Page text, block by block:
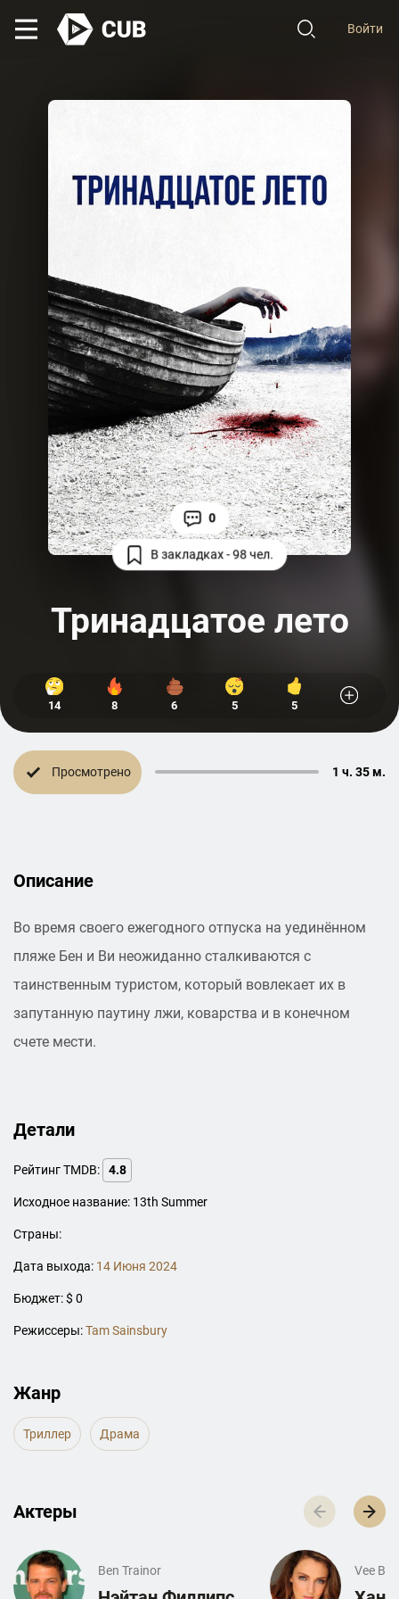
Войти
В закладках - 98 чел.
0
Тринадцатое лето
14 8 6 5 5
Просмотрено 1 ч. 35 м.
Описание
Во время своего ежегодного отпуска на уединённом
пляже Бен и Ви неожиданно сталкиваются с
таинственным туристом, который вовлекает их в
запутанную паутину лжи, коварства и в конечном
счете мести.
Детали
Рейтинг TMDB: 4.8
Исходное название: 13th Summer
Страны:
Дата выхода: 14 Июня 2024
Бюджет: $ 0
Режиссеры:Tam Sainsbury
Жанр
Триллер Драма
Актеры
Ben Trainor Vee